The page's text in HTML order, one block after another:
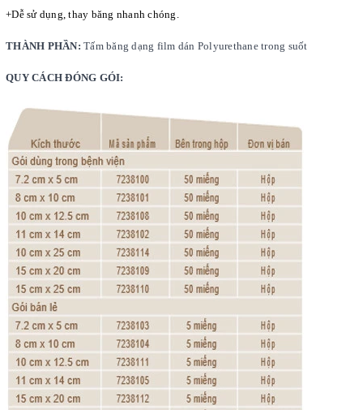
+Dễ sử dụng, thay băng nhanh chóng.
THÀNH PHẦN: Tấm băng dạng film dán Polyurethane trong suốt
QUY CÁCH ĐÓNG GÓI: